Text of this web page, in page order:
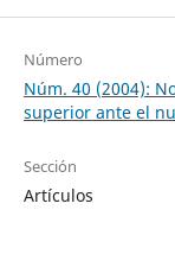
Número
Núm. 40 (2004):
superior ante el
Sección
Artículos